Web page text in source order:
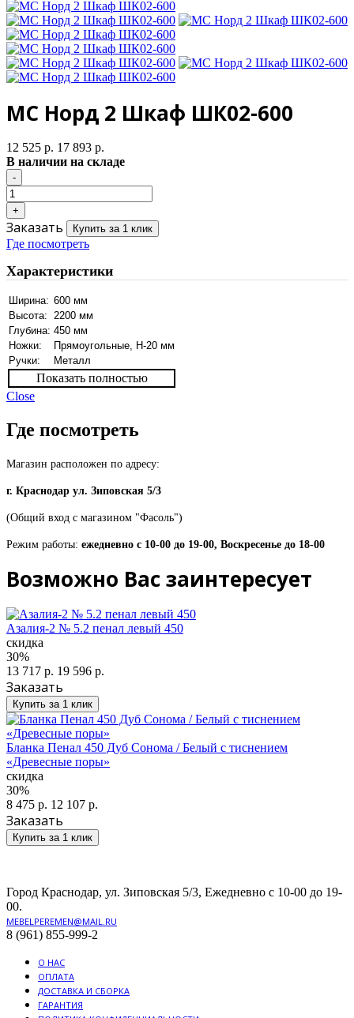
МС Норд 2 Шкаф ШК02-600
12 525 р. 17 893 р.
В наличии на складе
Заказать Купить за 1 клик
Где посмотреть
Характеристики
Ширина: 600 мм
Высота:
2200 мм
Глубина: 450 мм
Ножки:
Прямоугольные, Н-20 мм
Ручки:
Металл
Показать полностью
Close
Где посмотреть
Магазин расположен по адресу:
г. Краснодар ул. Зиповская 5/3
(Общий вход с магазином "Фасоль")
Режим работы: ежедневно с 10-00 до 19-00, Воскресенье до 18-00
Возможно Вас заинтересует
Азалия-2 № 5.2 пенал левый 450
скидка
30%
13 717 р. 19 596 р.
Заказать
Купить за 1 клик
Бланка Пенал 450 Дуб Сонома / Белый с тиснением
«Древесные поры»
скидка
30%
8 475 р. 12 107 р.
Заказать
Купить за 1 клик
Город Краснодар, ул. Зиповская 5/3, Ежедневно с 10-00 до 19-
00.
MEBELPEREMEN@MAIL.RU
8 (961) 855-999-2
О НАС
ОПЛАТА
ДОСТАВКА И СБОРКА
ГАРАНТИЯ